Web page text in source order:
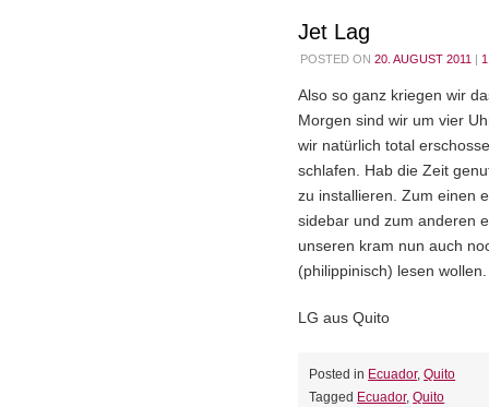
Jet Lag
POSTED ON 20. AUGUST 2011 |
Also so ganz kriegen wir
Morgen sind wir um vier
wir natürlich total
schlafen. Hab die Zeit
zu installieren. Zum einen
sidebar und zum anderen
unseren kram nun auch
(philippinisch) lesen
LG aus Quito
Posted in Ecuador,Quito
Tagged Ecuador,Quito